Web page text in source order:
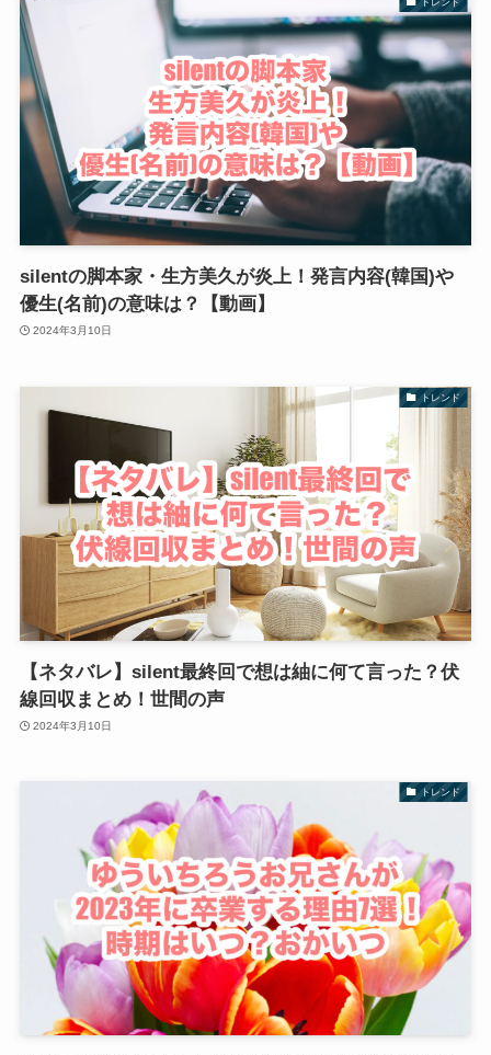
silentの脚本家・生方美久が炎上！発言内容(韓国)や
優生(名前)の意味は？【動画】
2024年3月10日
トレンド
【ネタバレ】silent最終回で想は紬に何て言った？伏
線回収まとめ！世間の声
2024年3月10日
トレンド